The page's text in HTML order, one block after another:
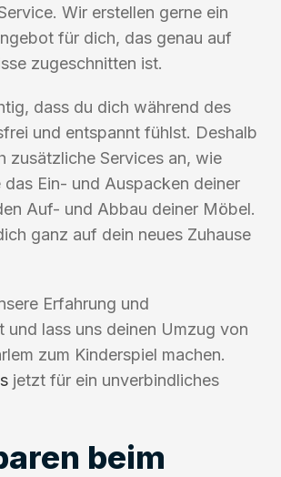
Wir erstellen gerne ein
für dich, das genau auf
zugeschnitten ist.
dass du dich während des
und entspannt fühlst. Deshalb
zusätzliche Services an, wie
das Ein- und Auspacken deiner
Auf- und Abbau deiner Möbel.
ganz auf dein neues Zuhause
Erfahrung und
und lass uns deinen Umzug von
zum Kinderspiel machen.
jetzt für ein unverbindliches
beim